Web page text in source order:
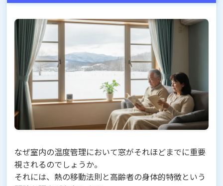
なぜ室内の温度管理において窓がそれほどまでに重要
視されるのでしょうか。
それには、熱の移動法則と高齢者の身体的特徴という